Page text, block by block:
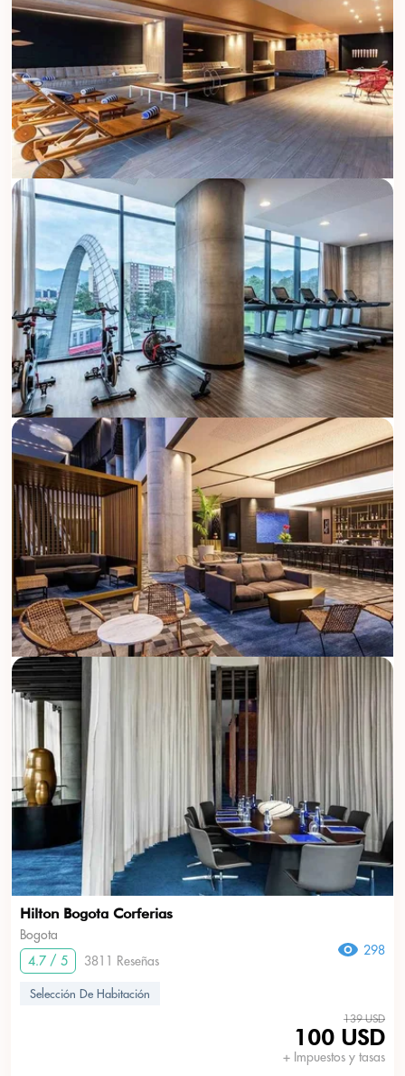
Hilton Bogota Corferias
Bogota
4.7 / 5
3811 Reseñas
298
Selección De Habitación
139 USD
100 USD
+ Impuestos y tasas